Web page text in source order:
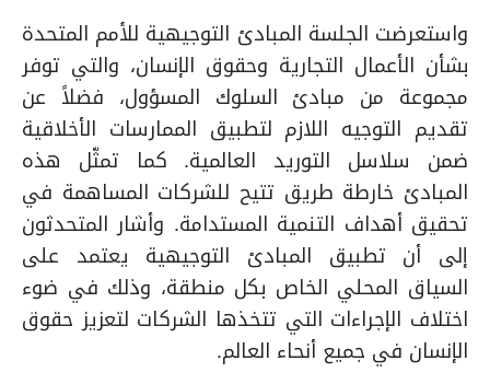
واستعرضت الجلسة المبادئ التوجيهية للأمم المتحدة
بشأن الأعمال التجارية وحقوق الإنسان، والتي توفر
مجموعة من مبادئ السلوك المسؤول، فضلاً عن
تقديم التوجيه اللازم لتطبيق الممارسات الأخلاقية
ضمن سلاسل التوريد العالمية. كما تمثّل هذه
المبادئ خارطة طريق تتيح للشركات المساهمة في
تحقيق أهداف التنمية المستدامة. وأشار المتحدثون
إلى أن تطبيق المبادئ التوجيهية يعتمد على
السياق المحلي الخاص بكل منطقة، وذلك في ضوء
اختلاف الإجراءات التي تتخذها الشركات لتعزيز حقوق
الإنسان في جميع أنحاء العالم.